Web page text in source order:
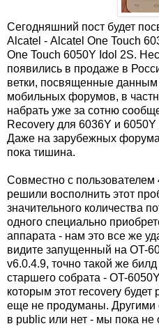
Сегодняшний пост будет
Alcatel - Alcatel One Touch
One Touch 6050Y Idol 2S.
появились в продаже в
ветки, посвященные
мобильных форумов, в
набрать уже за сотню
Recovery для 6036Y и 6050Y
Даже на зарубежных
пока тишина.
Совместно с пользователем
решили восполнить этот
значительного количества
одного специально
аппарата - нам это все же
видите запущенный на OT-
v6.0.4.9, точно такой же
старшего собрата - OT-
которым этот recovery будет
еще не продуманы. Другими
в public или нет - мы пока не